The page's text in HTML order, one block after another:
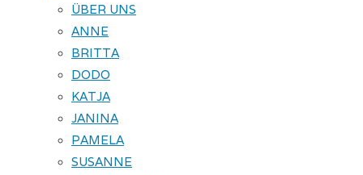
ÜBER UNS
ANNE
BRITTA
DODO
KATJA
JANINA
PAMELA
SUSANNE